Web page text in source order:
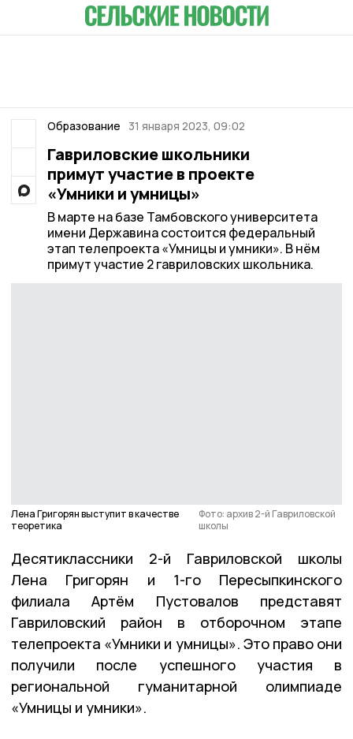
Образование 31 января 2023, 09:02
Гавриловские школьники
примут участие в проекте
«Умники и умницы»
В марте на базе Тамбовского университета
имени Державина состоится федеральный
этап телепроекта «Умницы и умники». В нём
примут участие 2 гавриловских школьника.
Лена Григорян выступит в качестве
теоретика
Фото: архив 2-й Гавриловской
школы
Десятиклассники 2-й Гавриловской школы
Лена Григорян и 1-го Пересыпкинского
филиала Артём Пустовалов представят
Гавриловский район в отборочном этапе
телепроекта «Умники и умницы». Это право они
получили после успешного участия в
региональной гуманитарной олимпиаде
«Умницы и умники».